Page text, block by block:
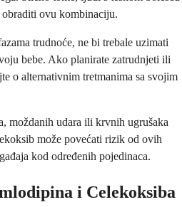
ovu kombinaciju.
trudnoće, ne bi trebale uzimati
bebe. Ako planirate zatrudnjeti ili
o alternativnim tretmanima sa svojim
moždanih udara ili krvnih ugrušaka
može povećati rizik od ovih
kod određenih pojedinaca.
i Celekoksiba